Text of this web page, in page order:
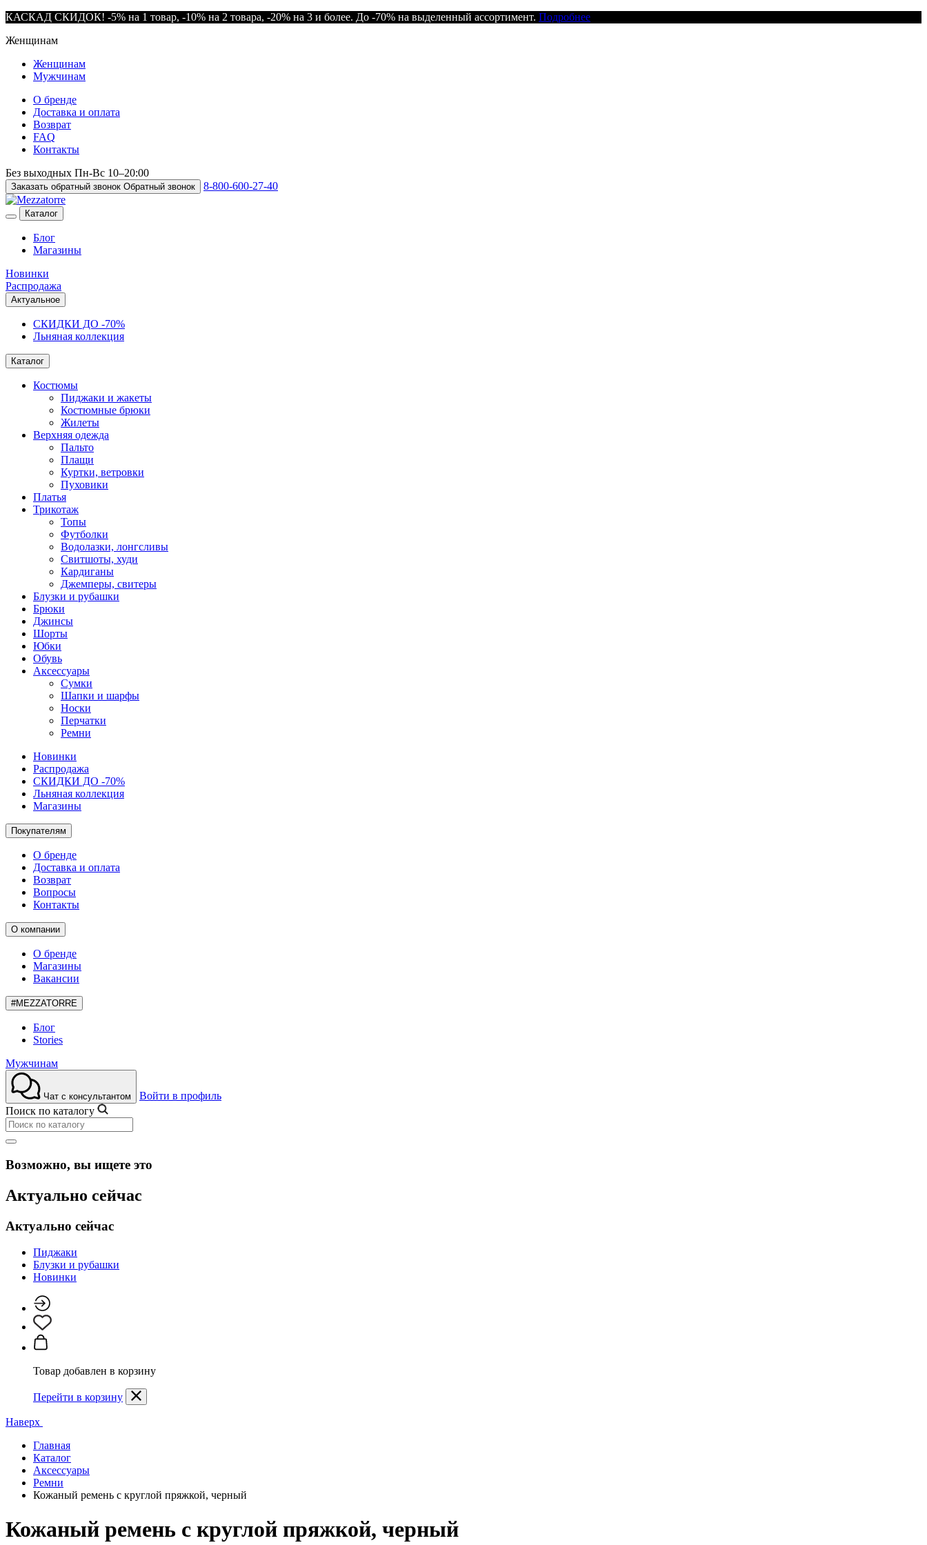
КАСКАД СКИДОК! -5% на 1 товар, -10% на 2 товара, -20% на 3 и более. До -70% на выделенный ассортимент. Подробнее
Женщинам
Женщинам
Мужчинам
О бренде
Доставка и оплата
Возврат
FAQ
Контакты
Без выходных Пн-Вс 10–20:00
Заказать обратный звонок Обратный звонок 8-800-600-27-40
Каталог
Блог
Магазины
Новинки
Распродажа
Актуальное
СКИДКИ ДО -70%
Льняная коллекция
Каталог
Костюмы
Пиджаки и жакеты
Костюмные брюки
Жилеты
Верхняя одежда
Пальто
Плащи
Куртки, ветровки
Пуховики
Платья
Трикотаж
Топы
Футболки
Водолазки, лонгсливы
Свитшоты, худи
Кардиганы
Джемперы, свитеры
Блузки и рубашки
Брюки
Джинсы
Шорты
Юбки
Обувь
Аксессуары
Сумки
Шапки и шарфы
Носки
Перчатки
Ремни
Новинки
Распродажа
СКИДКИ ДО -70%
Льняная коллекция
Магазины
Покупателям
О бренде
Доставка и оплата
Возврат
Вопросы
Контакты
О компании
О бренде
Магазины
Вакансии
#MEZZATORRE
Блог
Stories
Мужчинам
Чат с консультантом
Войти в профиль
Поиск по каталогу
Возможно, вы ищете это
Актуально сейчас
Актуально сейчас
Пиджаки
Блузки и рубашки
Новинки
Товар добавлен в корзину
Перейти в корзину
Наверх
Главная
Каталог
Аксессуары
Ремни
Кожаный ремень с круглой пряжкой, черный
Кожаный ремень с круглой пряжкой, черный